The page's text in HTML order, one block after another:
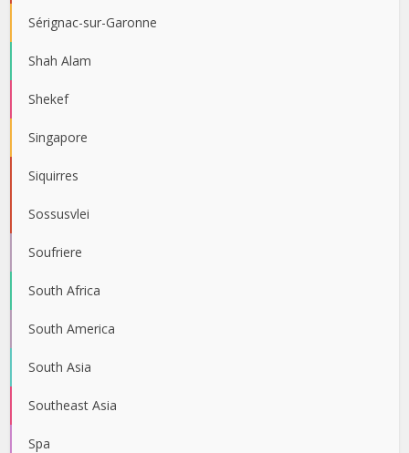
Sérignac-sur-Garonne
Shah Alam
Shekef
Singapore
Siquirres
Sossusvlei
Soufriere
South Africa
South America
South Asia
Southeast Asia
Spa